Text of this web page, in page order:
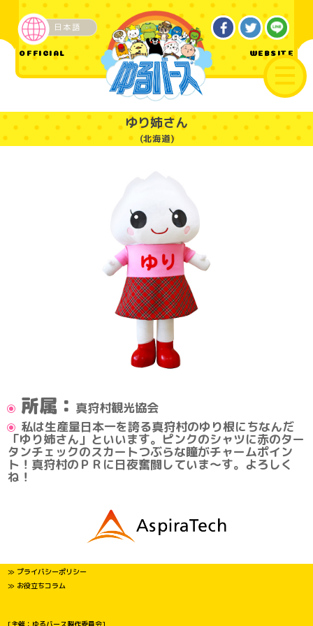
OFFICIAL WEBSITE
日本語
ご当地
ゆり姉さん
(北海道)
所属： 真狩村観光協会
私は生産量日本一を誇る真狩村のゆり根にちなんだ
「ゆり姉さん」といいます。ピンクのシャツに赤のター
タンチェックのスカートつぶらな瞳がチャームポイン
ト！真狩村のＰＲに日夜奮闘していま～す。よろしく
ね！
≫ プライバシーポリシー
≫ お役立ちコラム
[主催：ゆるバース製作委員会]